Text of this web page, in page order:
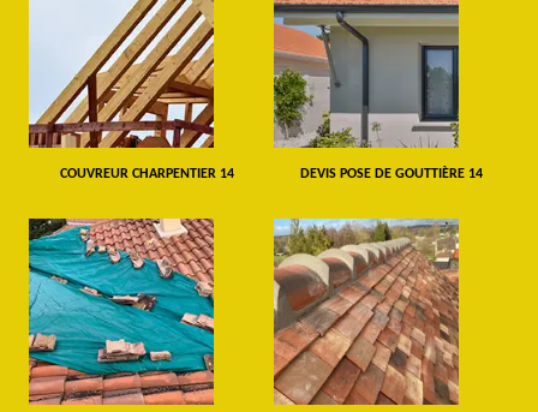
COUVREUR CHARPENTIER 14 DEVIS POSE DE GOUTTIÈRE 14